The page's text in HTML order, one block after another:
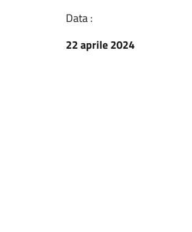
Data :
22 aprile 2024